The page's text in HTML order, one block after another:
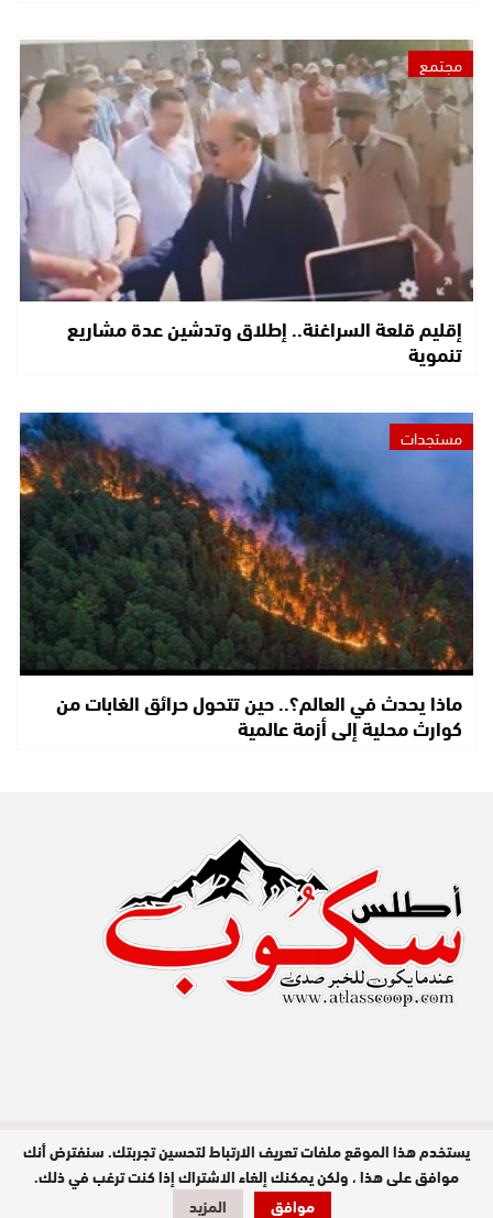
مجتمع
إقليم قلعة السراغنة.. إطلاق وتدشين عدة مشاريع
تنموية
مستجدات
ماذا يحدث في العالم؟.. حين تتحول حرائق الغابات من
كوارث محلية إلى أزمة عالمية
مدير النشر : عبد الله عزي / جميع الحقوق
محفوظة © 2026
تصميم وبرمجة
يستخدم هذا الموقع ملفات تعريف الارتباط لتحسين تجربتك. سنفترض أنك
موافق على هذا ، ولكن يمكنك إلغاء الاشتراك إذا كنت ترغب في ذلك.
موافق
المزيد